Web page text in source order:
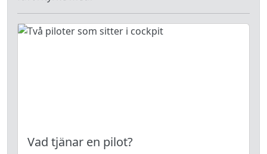
Vad tjänar en pilot?